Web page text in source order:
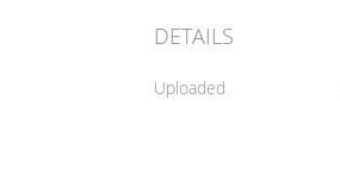
DETAILS
Uploaded